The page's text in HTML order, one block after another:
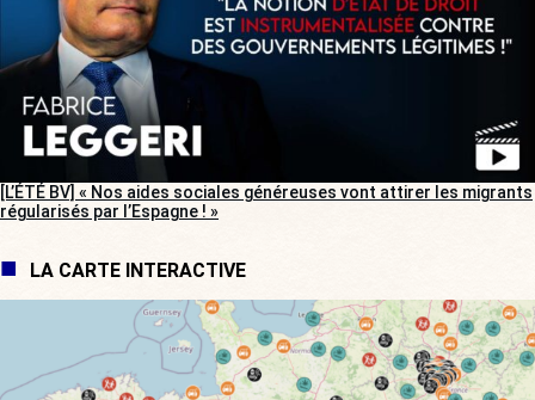
[L’ÉTÉ BV] « Nos aides sociales généreuses vont attirer les migrants
régularisés par l’Espagne ! »
LA CARTE INTERACTIVE